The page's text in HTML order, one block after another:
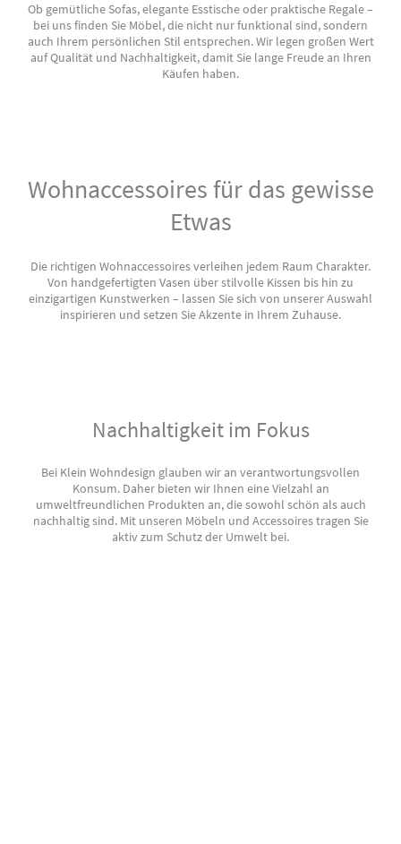
Ob gemütliche Sofas, elegante Esstische oder praktische Regale –
bei uns finden Sie Möbel, die nicht nur funktional sind, sondern
auch Ihrem persönlichen Stil entsprechen. Wir legen großen Wert
auf Qualität und Nachhaltigkeit, damit Sie lange Freude an Ihren
Käufen haben.
Wohnaccessoires für das gewisse
Etwas
Die richtigen Wohnaccessoires verleihen jedem Raum Charakter.
Von handgefertigten Vasen über stilvolle Kissen bis hin zu
einzigartigen Kunstwerken – lassen Sie sich von unserer Auswahl
inspirieren und setzen Sie Akzente in Ihrem Zuhause.
Nachhaltigkeit im Fokus
Bei Klein Wohndesign glauben wir an verantwortungsvollen
Konsum. Daher bieten wir Ihnen eine Vielzahl an
umweltfreundlichen Produkten an, die sowohl schön als auch
nachhaltig sind. Mit unseren Möbeln und Accessoires tragen Sie
aktiv zum Schutz der Umwelt bei.